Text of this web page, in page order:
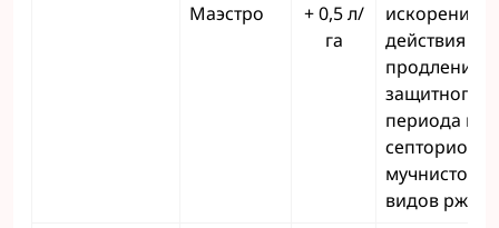
Маэстро
+ 0,5 л/
га
действия и
продления
защитного
периода
септориоза,
мучнистой
видов